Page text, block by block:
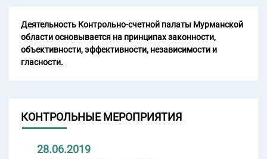
Деятельность Контрольно-счетной палаты Мурманской
области основывается на принципах законности,
объективности, эффективности, независимости и
гласности.
КОНТРОЛЬНЫЕ МЕРОПРИЯТИЯ
28.06.2019